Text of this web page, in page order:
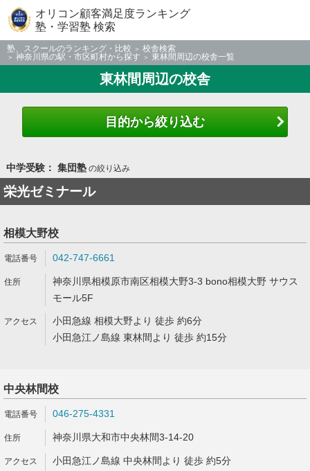
オリコン顧客満足度ランキング
塾・学習塾 検索
塾、スクールのランキング・比較
校舎検索
神奈川県の駅・市区町村から探す
東林間周辺の校舎一覧
東林間周辺の校舎
目的から絞り込む
中学受験： 集団塾の絞り込み
栄光ゼミナール
相模大野校
042-747-6661
神奈川県相模原市南区相模大野3-3 bono相模大野 サウス
モール5F
小田急線 相模大野より 徒歩 約6分
小田急江ノ島線 東林間より 徒歩 約15分
中央林間校
046-275-4331
神奈川県大和市中央林間3-14-20
小田急江ノ島線 中央林間より 徒歩 約5分